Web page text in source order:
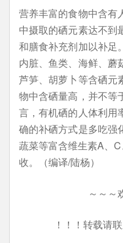
营养丰富的食物中含有
中摄取的硒元素达不到
和膳食补充剂加以补足
内脏、鱼类、海鲜、蘑
芦笋、胡萝卜等含硒元
物中含硒量高，并不等
言，有机硒的人体利用
确的补硒方式是多吃强
蔬菜等富含维生素A、
收。（编译/陆杨）
～～～
！！！转载请